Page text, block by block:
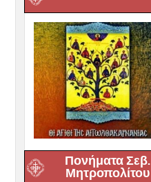
Πονήματα Σεβ.
Μητροπολίτου